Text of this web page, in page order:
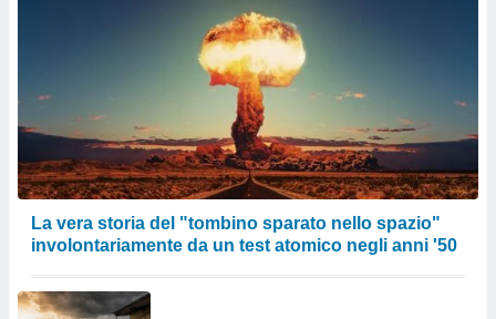
La vera storia del "tombino sparato nello spazio"
involontariamente da un test atomico negli anni '50